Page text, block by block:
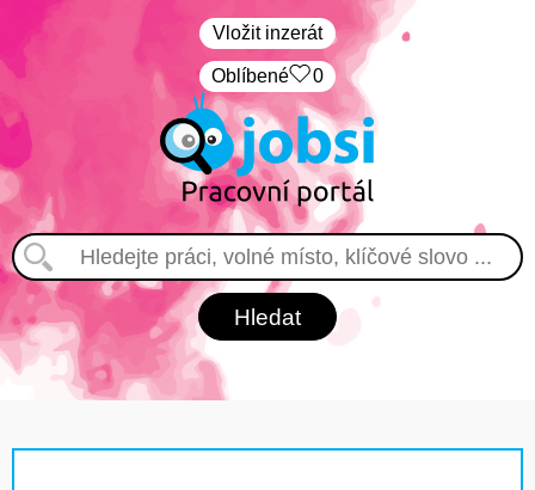
Vložit inzerát
Oblíbené 0